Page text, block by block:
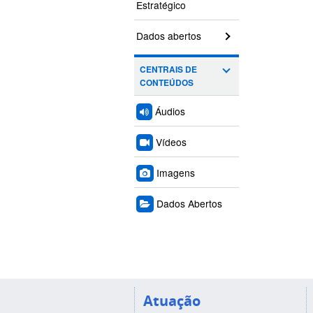
Estratégico
Dados abertos
CENTRAIS DE
CONTEÚDOS
Áudios
Vídeos
Imagens
Dados Abertos
Atuação